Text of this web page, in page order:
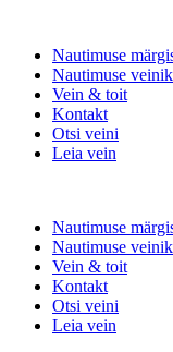
Nautimuse
Nautimuse
Vein & toit
Kontakt
Otsi veini
Leia vein
Nautimuse
Nautimuse
Vein & toit
Kontakt
Otsi veini
Leia vein